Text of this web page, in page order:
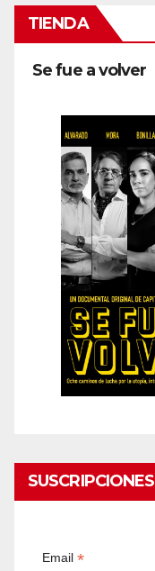
TIENDA
Se fue a volver
SUSCRIPCIONES
Email*